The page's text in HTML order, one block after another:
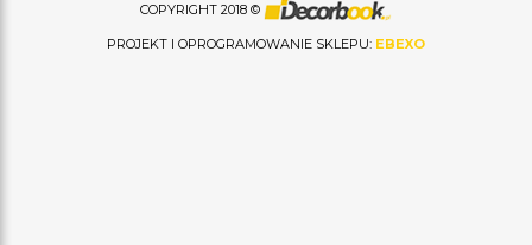
COPYRIGHT 2018 ©
PROJEKT I OPROGRAMOWANIE SKLEPU: EBEXO